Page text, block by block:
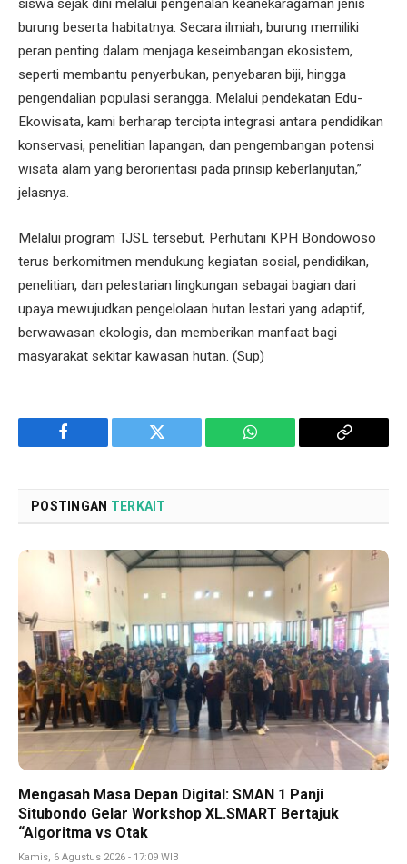
siswa sejak dini melalui pengenalan keanekaragaman jenis
burung beserta habitatnya. Secara ilmiah, burung memiliki
peran penting dalam menjaga keseimbangan ekosistem,
seperti membantu penyerbukan, penyebaran biji, hingga
pengendalian populasi serangga. Melalui pendekatan Edu-
Ekowisata, kami berharap tercipta integrasi antara pendidikan
konservasi, penelitian lapangan, dan pengembangan potensi
wisata alam yang berorientasi pada prinsip keberlanjutan,”
jelasnya.
Melalui program TJSL tersebut, Perhutani KPH Bondowoso
terus berkomitmen mendukung kegiatan sosial, pendidikan,
penelitian, dan pelestarian lingkungan sebagai bagian dari
upaya mewujudkan pengelolaan hutan lestari yang adaptif,
berwawasan ekologis, dan memberikan manfaat bagi
masyarakat sekitar kawasan hutan. (Sup)
Facebook Twitter WhatsApp
Copy
POSTINGAN TERKAIT
Mengasah Masa Depan Digital: SMAN 1 Panji
Situbondo Gelar Workshop XL.SMART Bertajuk
“Algoritma vs Otak
Kamis, 6 Agustus 2026 - 17:09 WIB